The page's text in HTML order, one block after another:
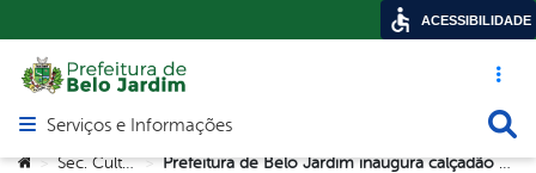
Acesso
Abrir menu principal de navegação
Serviços e Informações
Você está aqui:
> Sec. Cultura > Prefeitura de Belo Jardim inaugura calçadão cultural e abre exposição em vagões ferroviários
ACESSIBILIDADE